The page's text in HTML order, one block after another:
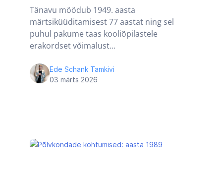
Tänavu möödub 1949. aasta
märtsiküüditamisest 77 aastat ning sel
puhul pakume taas kooliõpilastele
erakordset võimalust...
Ede Schank Tamkivi
03 märts 2026